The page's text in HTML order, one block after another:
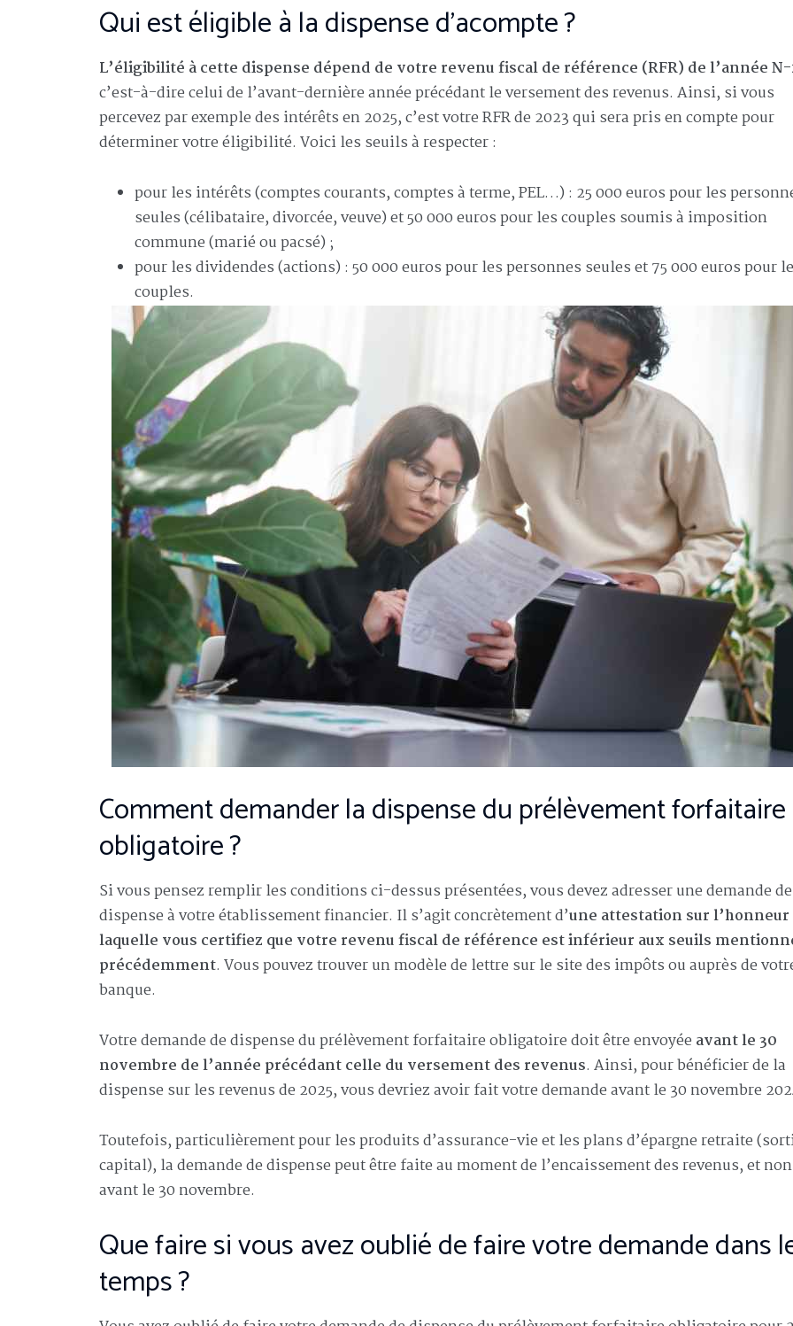
Qui est éligible à la dispense d’acompte ?
L’éligibilité à cette dispense dépend de votre revenu fiscal de référence (RFR) de l’année
c’est-à-dire celui de l’avant-dernière année précédant le versement des revenus. Ainsi, si vous
percevez par exemple des intérêts en 2025, c’est votre RFR de 2023 qui sera pris en compte pour
déterminer votre éligibilité. Voici les seuils à respecter :
pour les intérêts (comptes courants, comptes à terme, PEL…) : 25 000 euros pour les
seules (célibataire, divorcée, veuve) et 50 000 euros pour les couples soumis à imposition
commune (marié ou pacsé) ;
pour les dividendes (actions) : 50 000 euros pour les personnes seules et 75 000 euros pour
couples.
Comment demander la dispense du prélèvement forfaitaire
obligatoire ?
Si vous pensez remplir les conditions ci-dessus présentées, vous devez adresser une demande de
dispense à votre établissement financier. Il s’agit concrètement d’une attestation sur l’honneur
laquelle vous certifiez que votre revenu fiscal de référence est inférieur aux seuils
précédemment. Vous pouvez trouver un modèle de lettre sur le site des impôts ou auprès de
banque.
Votre demande de dispense du prélèvement forfaitaire obligatoire doit être envoyée avant le 30
novembre de l’année précédant celle du versement des revenus. Ainsi, pour bénéficier de la
dispense sur les revenus de 2025, vous devriez avoir fait votre demande avant le 30 novembre
Toutefois, particulièrement pour les produits d’assurance-vie et les plans d’épargne retraite
capital), la demande de dispense peut être faite au moment de l’encaissement des revenus, et
avant le 30 novembre.
Que faire si vous avez oublié de faire votre demande dans
temps ?